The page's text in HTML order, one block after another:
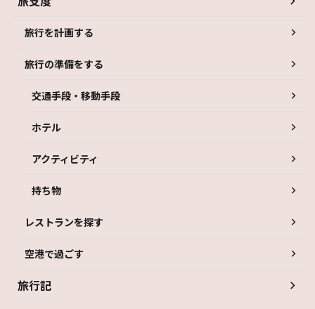
旅行を計画する
旅行の準備をする
交通手段・移動手段
ホテル
アクティビティ
持ち物
レストランを探す
空港で過ごす
旅行記